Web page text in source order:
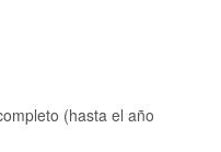
(hasta el año